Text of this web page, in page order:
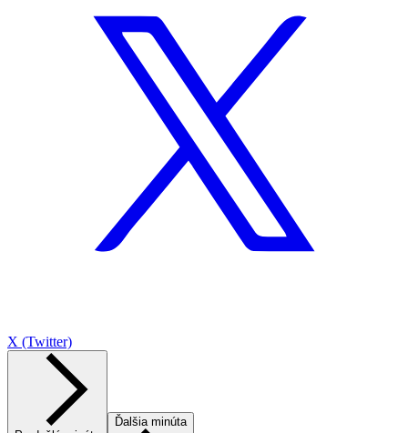
X (Twitter)
Ďalšia minúta